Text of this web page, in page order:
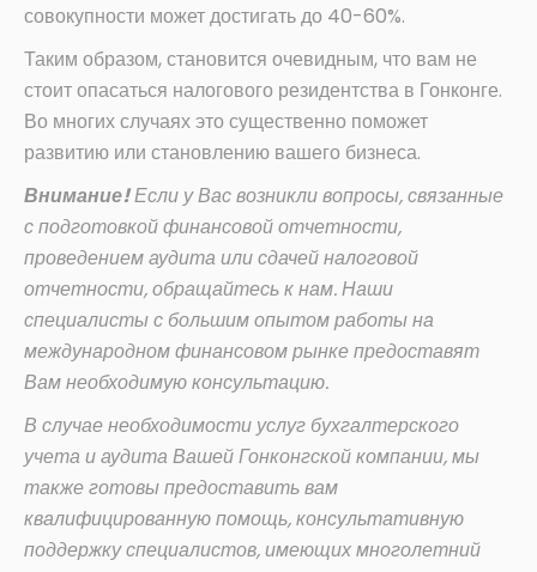
совокупности может достигать до 40-60%.
Таким образом, становится очевидным, что вам не
стоит опасаться налогового резидентства в Гонконге.
Во многих случаях это существенно поможет
развитию или становлению вашего бизнеса.
Внимание!Если у Вас возникли вопросы, связанные
с подготовкой финансовой отчетности,
проведением аудита или сдачей налоговой
отчетности, обращайтесь к нам. Наши
специалисты с большим опытом работы на
международном финансовом рынке предоставят
Вам необходимую консультацию.
В случае необходимости услуг бухгалтерского
учета и аудита Вашей Гонконгской компании, мы
также готовы предоставить вам
квалифицированную помощь, консультативную
поддержку специалистов, имеющих многолетний